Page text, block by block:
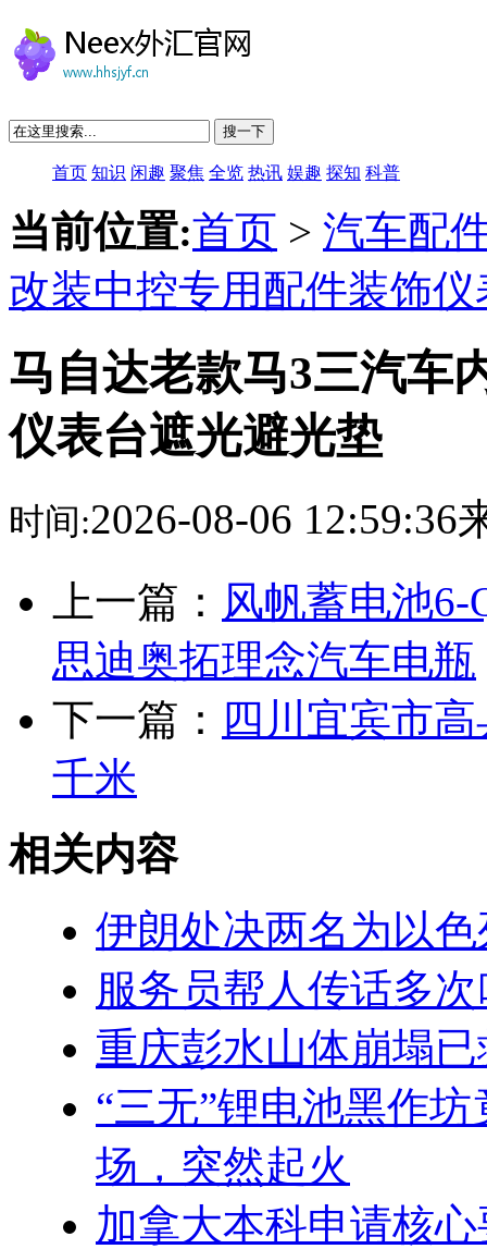
搜一下
首页 知识 闲趣 聚焦 全览 热讯 娱趣 探知 科普
当前位置:首页 > 汽车配
改装中控专用配件装饰
马自达老款马3三汽车
仪表台遮光避光垫
时间:2026-08-06 12:59:36
上一篇： 风帆蓄电池6-
思迪奥拓理念汽车电瓶
下一篇： 四川宜宾市
千米
相关内容
伊朗处决两名为以
服务员帮人传话多
重庆彭水山体崩塌
“三无”锂电池黑作
场，突然起火
加拿大本科申请核